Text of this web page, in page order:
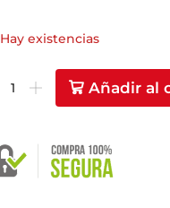
Hay existencias
Añadir al